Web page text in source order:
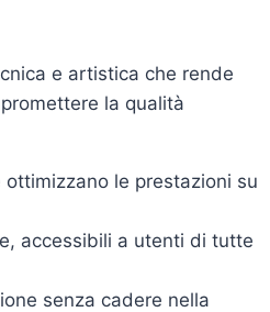
e artistica che rende
la qualità
le prestazioni su
accessibili a utenti di tutte
senza cadere nella